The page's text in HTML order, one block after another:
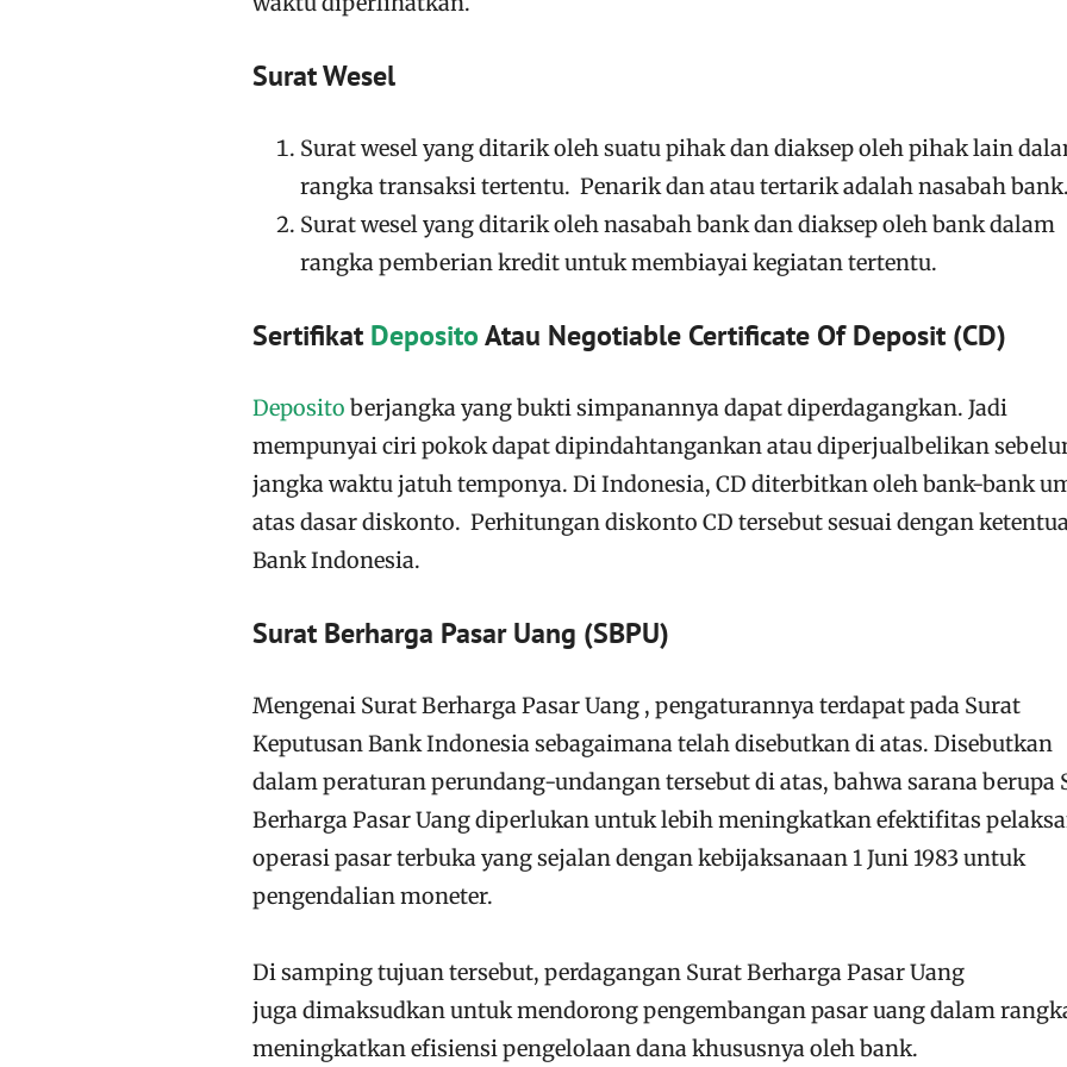
Surat Wesel
Surat wesel yang ditarik oleh suatu pihak dan diaksep oleh pihak lain
rangka transaksi tertentu. Penarik dan atau tertarik adalah nasabah bank.
Surat wesel yang ditarik oleh nasabah bank dan diaksep oleh bank dalam
rangka pemberian kredit untuk membiayai kegiatan tertentu.
Sertifikat DepositoAtau Negotiable Certificate Of Deposit (CD)
Deposito berjangka yang bukti simpanannya dapat diperdagangkan. Jadi
mempunyai ciri pokok dapat dipindahtangankan atau diperjualbelikan
jangka waktu jatuh temponya. Di Indonesia, CD diterbitkan oleh bank-bank
atas dasar diskonto. Perhitungan diskonto CD tersebut sesuai dengan
Bank Indonesia.
Surat Berharga Pasar Uang (SBPU)
Mengenai Surat Berharga Pasar Uang , pengaturannya terdapat pada Surat
Keputusan Bank Indonesia sebagaimana telah disebutkan di atas. Disebutkan
dalam peraturan perundang-undangan tersebut di atas, bahwa sarana berupa
Berharga Pasar Uang diperlukan untuk lebih meningkatkan efektifitas
operasi pasar terbuka yang sejalan dengan kebijaksanaan 1 Juni 1983 untuk
pengendalian moneter.
Di samping tujuan tersebut, perdagangan Surat Berharga Pasar Uang
juga dimaksudkan untuk mendorong pengembangan pasar uang dalam
meningkatkan efisiensi pengelolaan dana khususnya oleh bank.